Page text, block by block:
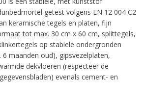
getest volgens EN 12 004 C2
keramische tegels en platen, fijn
tot max. 30 cm x 60 cm, splittegels,
op stabiele ondergronden
maanden oud), gipsvezelplaten,
dekvloeren (respecteer de
evenals cement- en